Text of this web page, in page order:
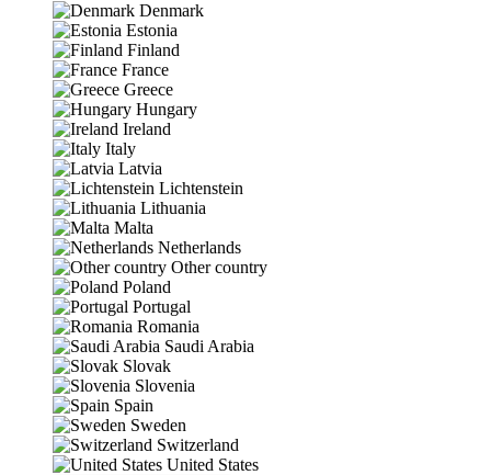
Denmark
Estonia
Finland
France
Greece
Hungary
Ireland
Italy
Latvia
Lichtenstein
Lithuania
Malta
Netherlands
Other country
Poland
Portugal
Romania
Saudi Arabia
Slovak
Slovenia
Spain
Sweden
Switzerland
United States